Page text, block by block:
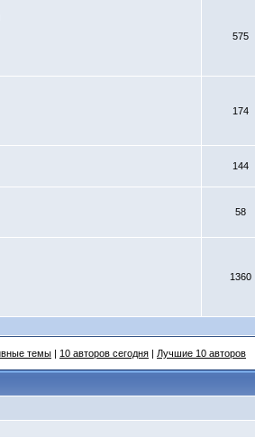
575
174
144
58
1360
темы| 10 авторов сегодня| Лучшие 10 авторов